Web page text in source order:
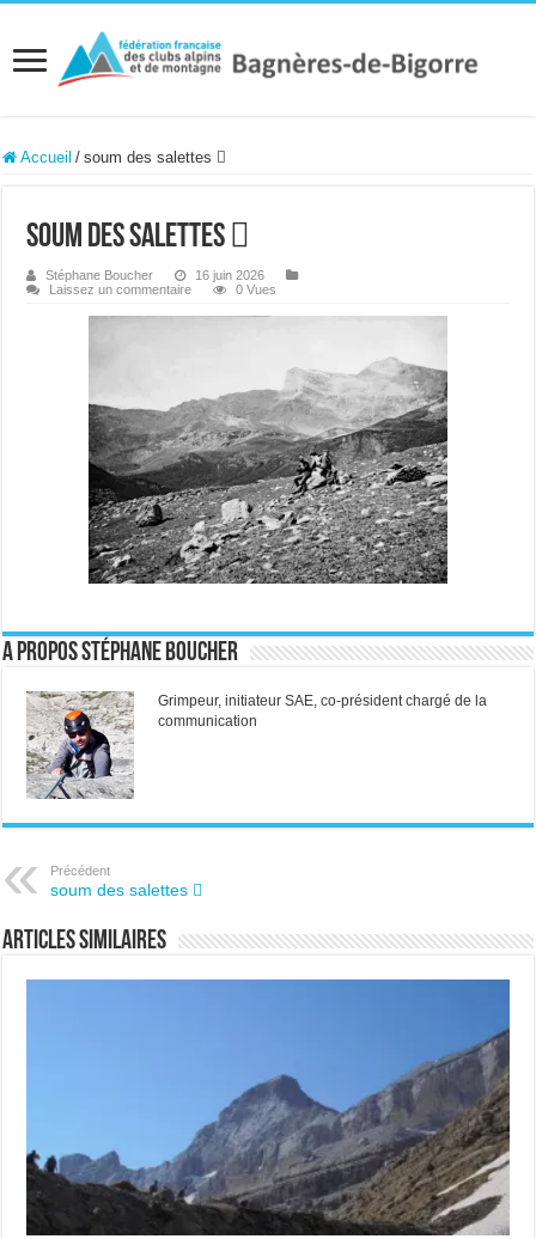
Accueil / soum des salettes 
soum des salettes 
Stéphane Boucher
16 juin 2026
Laissez un commentaire
0 Vues
A propos Stéphane Boucher
Grimpeur, initiateur SAE, co-président chargé de la
communication
Précédent
soum des salettes 
Articles similaires